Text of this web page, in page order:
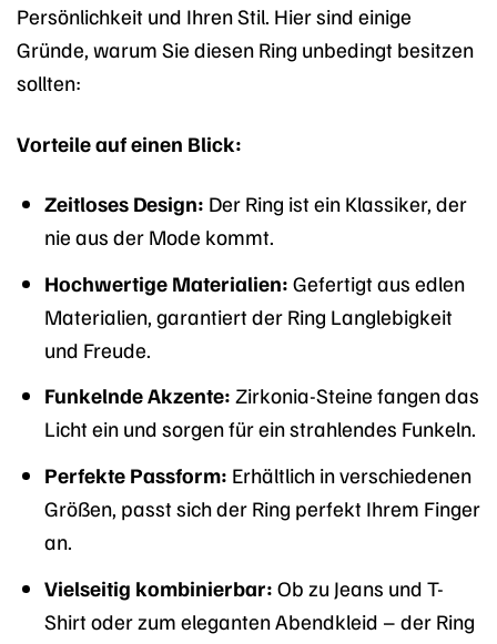
Persönlichkeit und Ihren Stil. Hier sind einige
Gründe, warum Sie diesen Ring unbedingt besitzen
sollten:
Vorteile auf einen Blick:
Zeitloses Design: Der Ring ist ein Klassiker, der
nie aus der Mode kommt.
Hochwertige Materialien: Gefertigt aus edlen
Materialien, garantiert der Ring Langlebigkeit
und Freude.
Funkelnde Akzente: Zirkonia-Steine fangen das
Licht ein und sorgen für ein strahlendes Funkeln.
Perfekte Passform: Erhältlich in verschiedenen
Größen, passt sich der Ring perfekt Ihrem Finger
an.
Vielseitig kombinierbar: Ob zu Jeans und T-
Shirt oder zum eleganten Abendkleid – der Ring